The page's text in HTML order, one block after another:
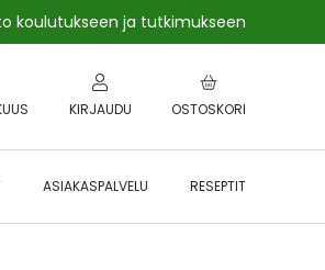
koulutukseen ja tutkimukseen
OSTOSKORI
KIRJAUDU
ASIAKASPALVELU RESEPTIT